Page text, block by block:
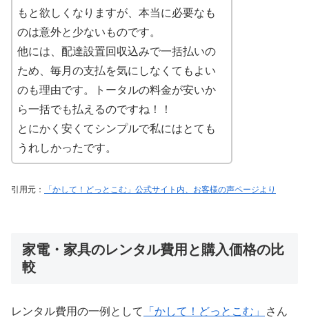
もと欲しくなりますが、本当に必要なも
のは意外と少ないものです。
他には、配達設置回収込みで一括払いの
ため、毎月の支払を気にしなくてもよい
のも理由です。トータルの料金が安いか
ら一括でも払えるのですね！！
とにかく安くてシンプルで私にはとても
うれしかったです。
引用元： 「かして！どっとこむ」公式サイト内、お客様の声ページより
家電・家具のレンタル費用と購入価格の比
較
レンタル費用の一例として 「かして！どっとこむ」
さん